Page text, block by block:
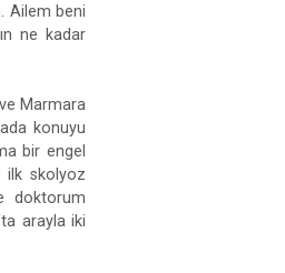
Ailem beni
ne kadar
Marmara
konuyu
bir engel
ilk skolyoz
doktorum
arayla iki